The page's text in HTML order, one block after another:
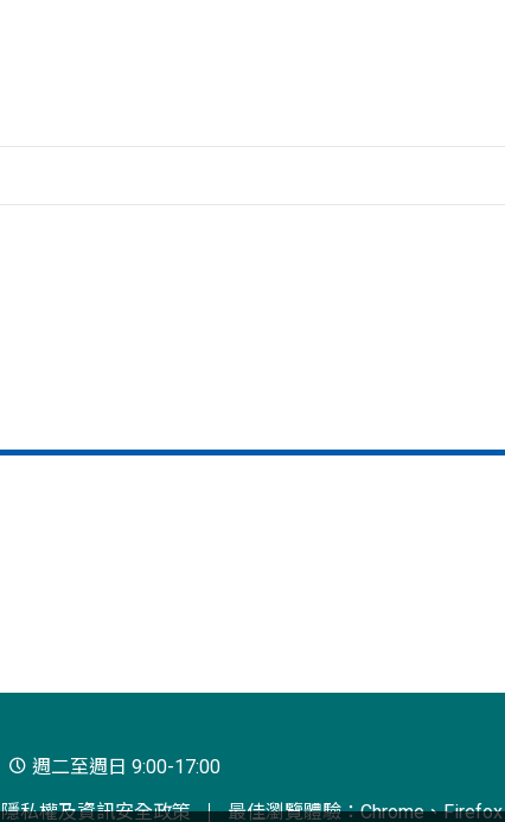
週二至週日 9:00-17:00
隱私權及資訊安全政策 最佳瀏覽體驗：Chrome、